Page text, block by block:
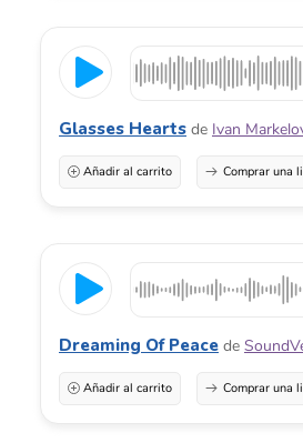
Glasses Hearts de Ivan
Añadir al carrito Comprar una
Dreaming Of Peace de
Añadir al carrito Comprar una